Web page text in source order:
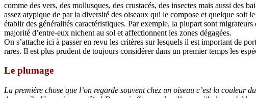
comme des vers, des mollusques, des crustacés, des insectes mais aussi des
assez atypique de par la diversité des oiseaux qui le compose et quelque
établir des généralités caractéristiques. Par exemple, la plupart sont
majorité d’entre-eux nichent au sol et affectionnent les zones dégagées.
On s’attache ici à passer en revu les critères sur lesquels il est important de
rares. Il est plus prudent de toujours considérer dans un premier temps les
Le plumage
La première chose que l’on regarde souvent chez un oiseau c’est la